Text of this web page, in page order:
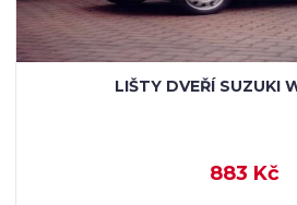
LIŠTY DVEŘÍ SUZUKI
883 Kč